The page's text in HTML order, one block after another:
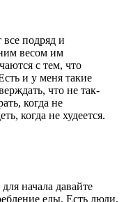
все подряд и
весом им
с тем, что
и у меня такие
что не так-
когда не
когда не худеется.
начала давайте
еды. Есть люди,